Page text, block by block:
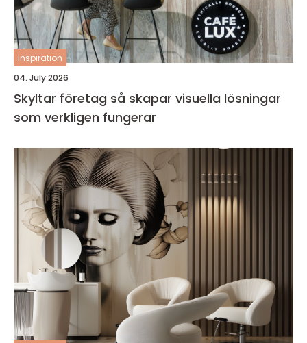
inspiration
04. July 2026
Skyltar företag så skapar visuella lösningar
som verkligen fungerar